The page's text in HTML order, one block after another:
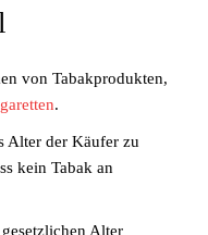
von Tabakprodukten,
.
Alter der Käufer zu
kein Tabak an
Alter